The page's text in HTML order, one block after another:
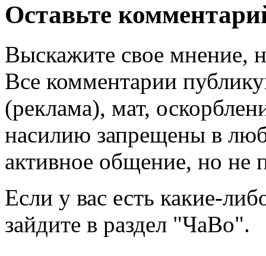
Оставьте
Выскажите свое мнение,
Все комментарии
(реклама), мат,
насилию запрещены в
активное общение, но не
Если у вас есть какие-
зайдите в раздел "ЧаВо".